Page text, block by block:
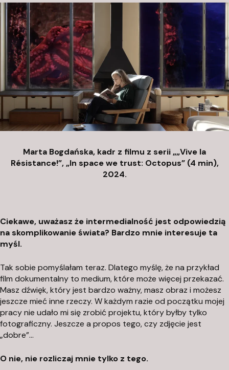
Marta Bogdańska, kadr z filmu z serii „„Vive la
Résistance!”,„In space we trust: Octopus” (4 min),
2024.
Ciekawe, uważasz że intermedialność jest odpowiedzią
na skomplikowanie świata? Bardzo mnie interesuje ta
myśl.
Tak sobie pomyślałam teraz. Dlatego myślę, że na przykład
film dokumentalny to medium, które może więcej przekazać.
Masz dźwięk, który jest bardzo ważny, masz obraz i możesz
jeszcze mieć inne rzeczy. W każdym razie od początku mojej
pracy nie udało mi się zrobić projektu, który byłby tylko
fotograficzny. Jeszcze a propos tego, czy zdjęcie jest
„dobre”…
O nie, nie rozliczaj mnie tylko z tego.